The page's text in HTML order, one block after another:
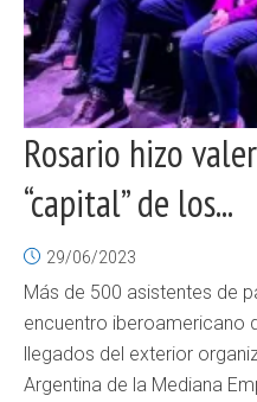
Rosario hizo
“capital” de los...
29/06/2023
Más de 500 asistentes de
encuentro iberoamericano
llegados del exterior
Argentina de la Mediana